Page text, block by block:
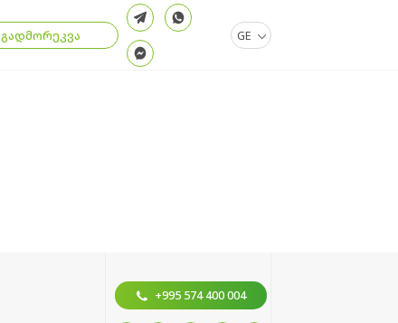
გადმორეკვა GE
+995 574 400 004